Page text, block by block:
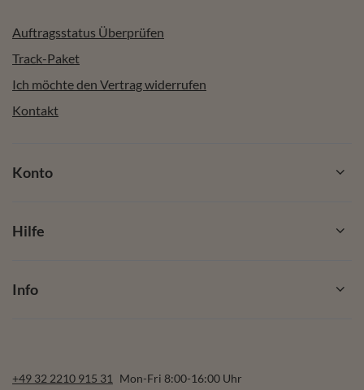
Auftragsstatus Überprüfen
Track-Paket
Ich möchte den Vertrag widerrufen
Kontakt
Konto
Hilfe
Info
+49 32 2210 915 31
Mon-Fri 8:00-16:00 Uhr